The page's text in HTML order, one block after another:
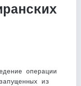
операции
из